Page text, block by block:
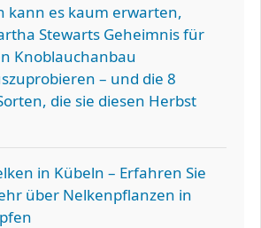
kann es kaum erwarten,
Stewarts Geheimnis für
Knoblauchanbau
– und die 8
die sie diesen Herbst
in Kübeln – Erfahren Sie
über Nelkenpflanzen in